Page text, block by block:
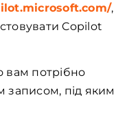
,
Copilot
вам потрібно
записом, під яким